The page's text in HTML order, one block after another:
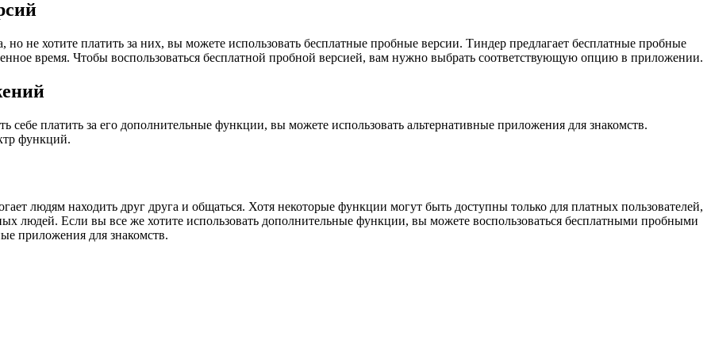
не хотите платить за них, вы можете использовать бесплатные пробные версии. Тиндер предлагает бесплатные пробные
время. Чтобы воспользоваться бесплатной пробной версией, вам нужно выбрать соответствующую опцию в приложении.
себе платить за его дополнительные функции, вы можете использовать альтернативные приложения для знакомств.
функций.
людям находить друг друга и общаться. Хотя некоторые функции могут быть доступны только для платных пользователей,
людей. Если вы все же хотите использовать дополнительные функции, вы можете воспользоваться бесплатными пробными
приложения для знакомств.